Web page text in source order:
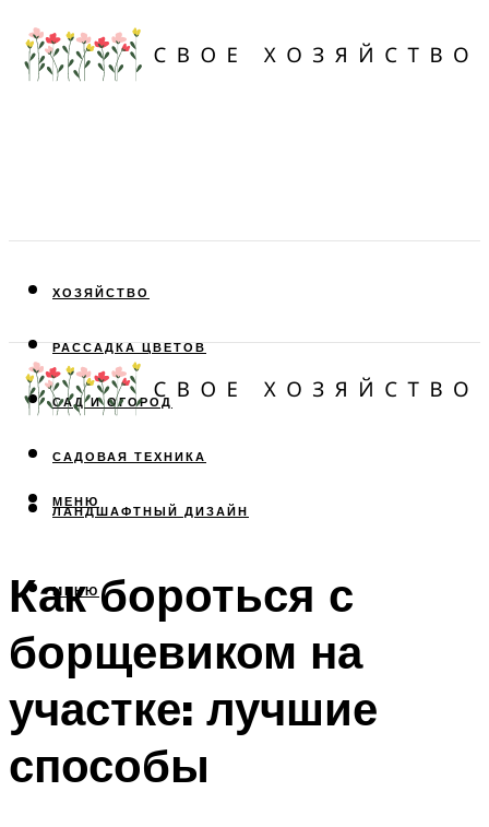
ХОЗЯЙСТВО
РАССАДКА ЦВЕТОВ
САД И ОГОРОД
САДОВАЯ ТЕХНИКА
ЛАНДШАФТНЫЙ ДИЗАЙН
МЕНЮ
МЕНЮ
Как бороться с
борщевиком на
участке: лучшие
способы